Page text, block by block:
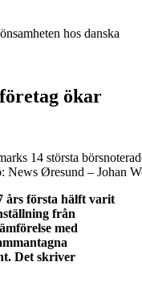
hos danska
ökar
14 största
Øresund – Johan
års första hälft varit
från
med
Det skriver